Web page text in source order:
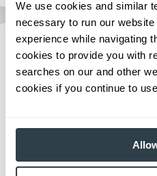
We use cookies and similar
necessary to run our
experience while navigating
cookies to provide you with
searches on our and other
cookies if you continue to